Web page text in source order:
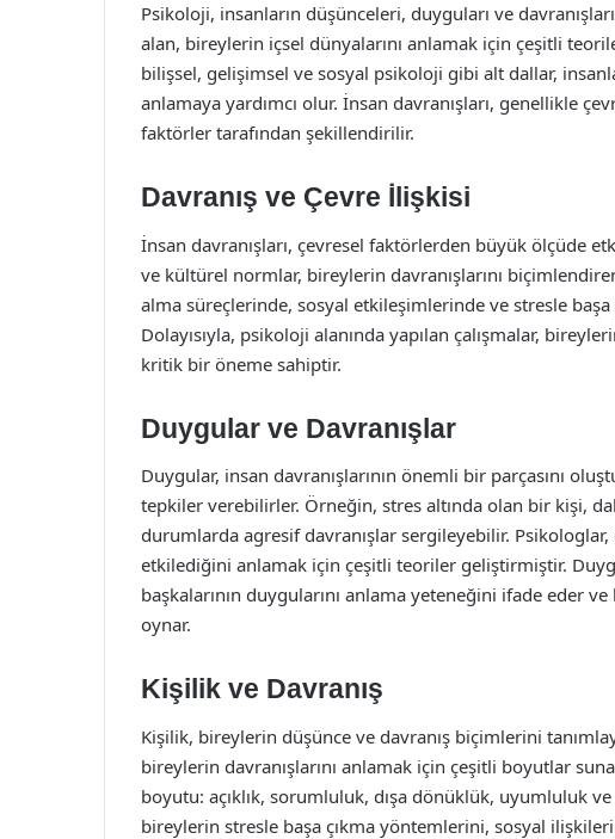
Psikoloji, insanların düşünceleri, duyguları ve
alan, bireylerin içsel dünyalarını anlamak için çeşitli
bilişsel, gelişimsel ve sosyal psikoloji gibi alt dallar,
anlamaya yardımcı olur. İnsan davranışları, genellikle
faktörler tarafından şekillendirilir.
Davranış ve Çevre İlişkisi
İnsan davranışları, çevresel faktörlerden büyük ölçüde
ve kültürel normlar, bireylerin davranışlarını
alma süreçlerinde, sosyal etkileşimlerinde ve stresle
Dolayısıyla, psikoloji alanında yapılan çalışmalar,
kritik bir öneme sahiptir.
Duygular ve Davranışlar
Duygular, insan davranışlarının önemli bir parçasını
tepkiler verebilirler. Örneğin, stres altında olan bir kişi,
durumlarda agresif davranışlar sergileyebilir. Psikologlar,
etkilediğini anlamak için çeşitli teoriler geliştirmiştir.
başkalarının duygularını anlama yeteneğini ifade eder
oynar.
Kişilik ve Davranış
Kişilik, bireylerin düşünce ve davranış biçimlerini
bireylerin davranışlarını anlamak için çeşitli boyutlar
boyutu: açıklık, sorumluluk, dışa dönüklük, uyumluluk
bireylerin stresle başa çıkma yöntemlerini, sosyal